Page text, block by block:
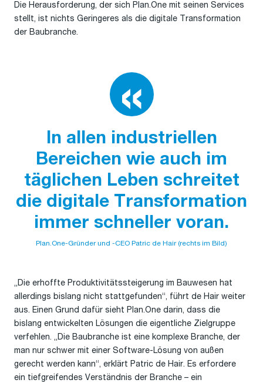
Die Herausforderung, der sich Plan.One mit seinen Services
stellt, ist nichts Geringeres als die digitale Transformation
der Baubranche.
In allen industriellen
Bereichen wie auch im
täglichen Leben schreitet
die digitale Transformation
immer schneller voran.
Plan.One-Gründer und -CEO Patric de Hair (rechts im Bild)
„Die erhoffte Produktivitätssteigerung im Bauwesen hat
allerdings bislang nicht stattgefunden“, führt de Hair weiter
aus. Einen Grund dafür sieht Plan.One darin, dass die
bislang entwickelten Lösungen die eigentliche Zielgruppe
verfehlen. „Die Baubranche ist eine komplexe Branche, der
man nur schwer mit einer Software-Lösung von außen
gerecht werden kann“, erklärt Patric de Hair. Es erfordere
ein tiefgreifendes Verständnis der Branche – ein